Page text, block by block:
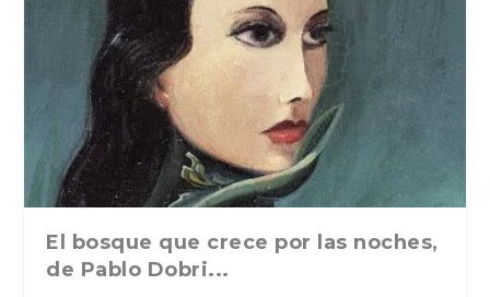
El bosque que crece por las noches,
de Pablo Dobri...